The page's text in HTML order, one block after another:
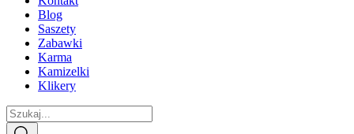
Blog
Saszety
Zabawki
Karma
Kamizelki
Klikery
Search
...